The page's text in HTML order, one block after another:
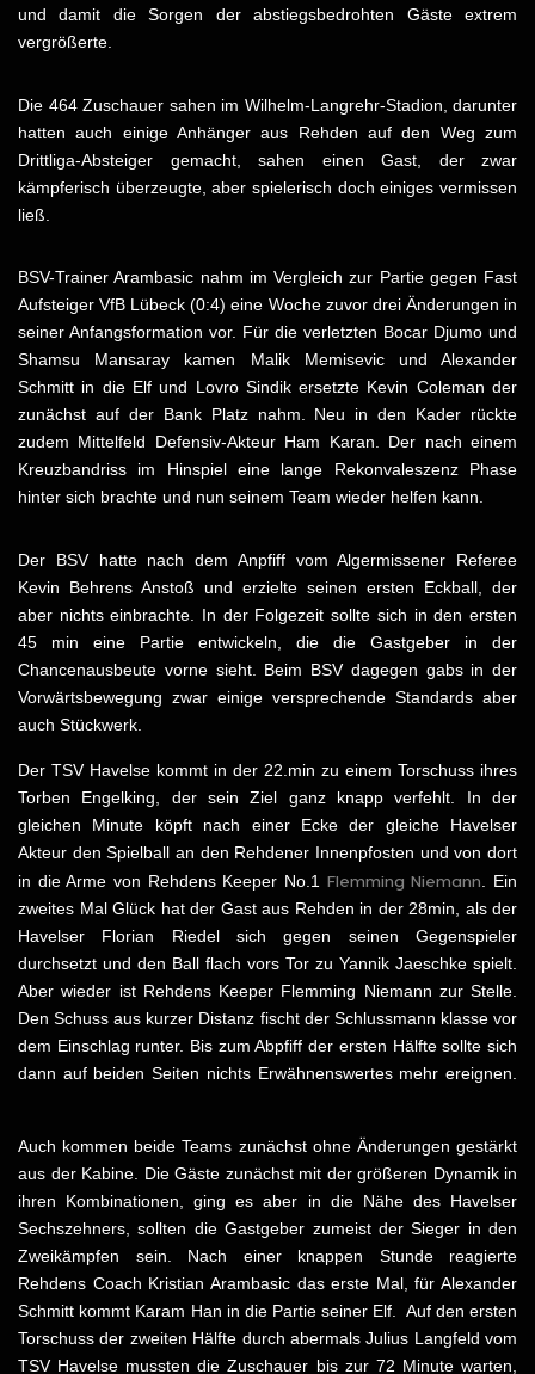
und damit die Sorgen der abstiegsbedrohten Gäste extrem
vergrößerte.
Die 464 Zuschauer sahen im Wilhelm-Langrehr-Stadion, darunter
hatten auch einige Anhänger aus Rehden auf den Weg zum
Drittliga-Absteiger gemacht, sahen einen Gast, der zwar
kämpferisch überzeugte, aber spielerisch doch einiges vermissen
ließ.
BSV-Trainer Arambasic nahm im Vergleich zur Partie gegen Fast
Aufsteiger VfB Lübeck (0:4) eine Woche zuvor drei Änderungen in
seiner Anfangsformation vor. Für die verletzten Bocar Djumo und
Shamsu Mansaray kamen Malik Memisevic und Alexander
Schmitt in die Elf und Lovro Sindik ersetzte Kevin Coleman der
zunächst auf der Bank Platz nahm. Neu in den Kader rückte
zudem Mittelfeld Defensiv-Akteur Ham Karan. Der nach einem
Kreuzbandriss im Hinspiel eine lange Rekonvaleszenz Phase
hinter sich brachte und nun seinem Team wieder helfen kann.
Der BSV hatte nach dem Anpfiff vom Algermissener Referee
Kevin Behrens Anstoß und erzielte seinen ersten Eckball, der
aber nichts einbrachte. In der Folgezeit sollte sich in den ersten
45 min eine Partie entwickeln, die die Gastgeber in der
Chancenausbeute vorne sieht. Beim BSV dagegen gabs in der
Vorwärtsbewegung zwar einige versprechende Standards aber
auch Stückwerk.
Der TSV Havelse kommt in der 22.min zu einem Torschuss ihres
Torben Engelking, der sein Ziel ganz knapp verfehlt. In der
gleichen Minute köpft nach einer Ecke der gleiche Havelser
Akteur den Spielball an den Rehdener Innenpfosten und von dort
in die Arme von Rehdens Keeper No.1 Flemming Niemann . Ein
zweites Mal Glück hat der Gast aus Rehden in der 28min, als der
Havelser Florian Riedel sich gegen seinen Gegenspieler
durchsetzt und den Ball flach vors Tor zu Yannik Jaeschke spielt.
Aber wieder ist Rehdens Keeper Flemming Niemann zur Stelle.
Den Schuss aus kurzer Distanz fischt der Schlussmann klasse vor
dem Einschlag runter. Bis zum Abpfiff der ersten Hälfte sollte sich
dann auf beiden Seiten nichts Erwähnenswertes mehr ereignen.
Auch kommen beide Teams zunächst ohne Änderungen gestärkt
aus der Kabine. Die Gäste zunächst mit der größeren Dynamik in
ihren Kombinationen, ging es aber in die Nähe des Havelser
Sechszehners, sollten die Gastgeber zumeist der Sieger in den
Zweikämpfen sein. Nach einer knappen Stunde reagierte
Rehdens Coach Kristian Arambasic das erste Mal, für Alexander
Schmitt kommt Karam Han in die Partie seiner Elf. Auf den ersten
Torschuss der zweiten Hälfte durch abermals Julius Langfeld vom
TSV Havelse mussten die Zuschauer bis zur 72 Minute warten,